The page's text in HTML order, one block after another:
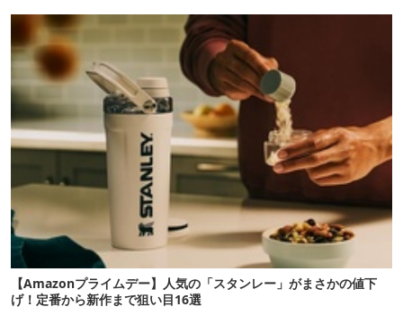
【Amazonプライムデー】人気の「スタンレー」がまさかの値下
げ！定番から新作まで狙い目16選